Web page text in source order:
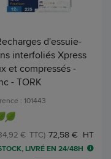
d'essuie-
interfoliés Xpress
et compressés -
- TORK
: 101443
72,58 € HT
€ TTC)
LIVRÉ EN 24/48H